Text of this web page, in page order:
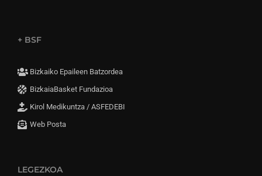
+ BSF
Bizkaiko Epaileen Batzordea
BizkaiaBasket Fundazioa
Kirol Medikuntza / ASFEDEBI
Web Posta
LEGEZKOA